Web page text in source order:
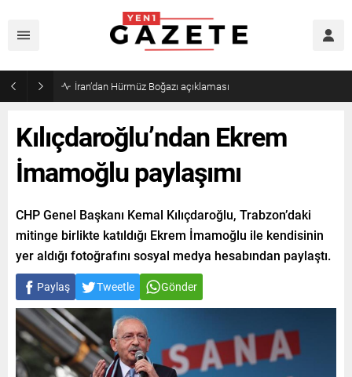
Öğrenci affı yürürlüğe girdi!
Kılıçdaroğlu’ndan Ekrem
İmamoğlu paylaşımı
CHP Genel Başkanı Kemal Kılıçdaroğlu, Trabzon’daki
mitinge birlikte katıldığı Ekrem İmamoğlu ile kendisinin
yer aldığı fotoğrafını sosyal medya hesabından paylaştı.
Paylaş Tweetle Gönder